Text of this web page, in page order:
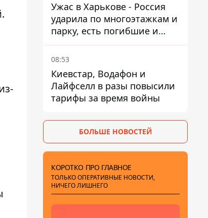
Ужас в Харькове - Россия
ударила по многоэтажкам и
парку, есть погибшие и
раненые
08:53
Киевстар, Водафон и
Лайфселл в разы повысили
тарифы за время войны
БОЛЬШЕ НОВОСТЕЙ
КОРОТКО ПРО ГЛАВНОЕ
ТОЛЬКО ОПЕРАТИВНЫЕ НОВОСТИ,
НИЧЕГО ЛИШНЕГО